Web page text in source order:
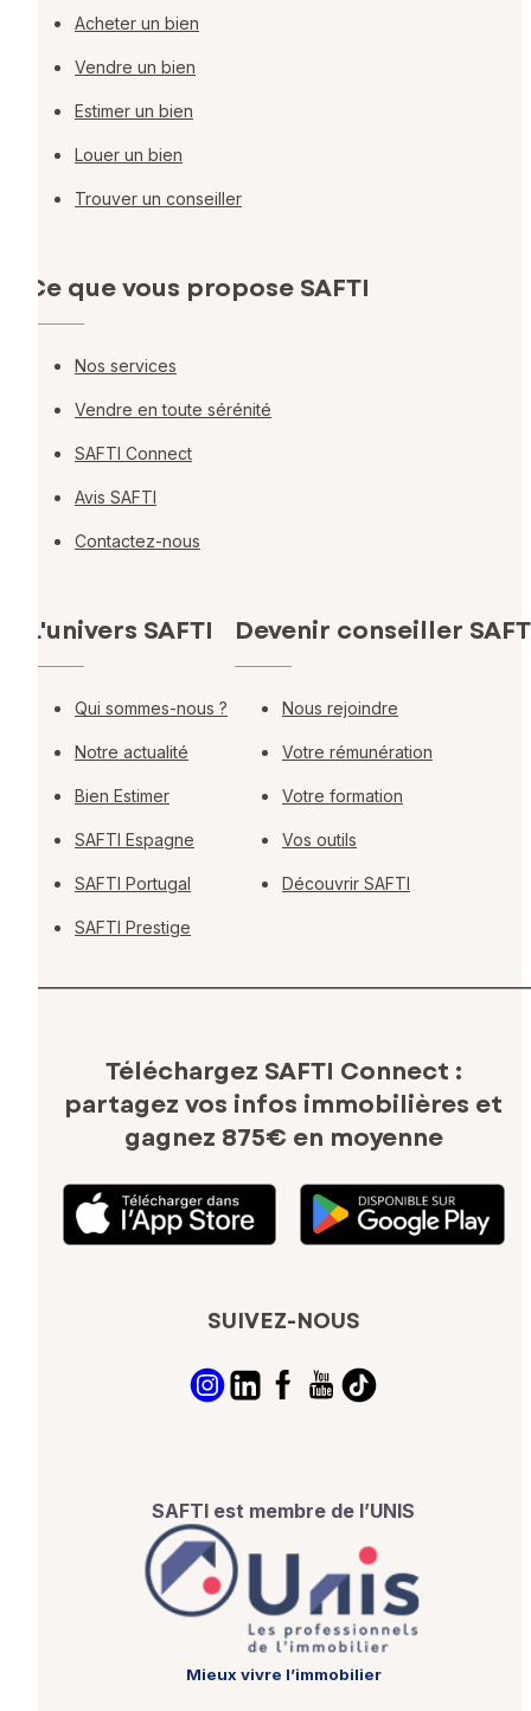
Acheter un bien
Vendre un bien
Estimer un bien
Louer un bien
Trouver un conseiller
Ce que vous propose SAFTI
Nos services
Vendre en toute sérénité
SAFTI Connect
Avis SAFTI
Contactez-nous
L'univers SAFTI
Qui sommes-nous ?
Notre actualité
Bien Estimer
SAFTI Espagne
SAFTI Portugal
SAFTI Prestige
Devenir conseiller
Nous rejoindre
Votre rémunération
Votre formation
Vos outils
Découvrir SAFTI
Téléchargez SAFTI Connect :
partagez vos infos immobilières et
gagnez 875€ en moyenne
SUIVEZ-NOUS
SAFTI est membre de l’UNIS
Mieux vivre l’immobilier